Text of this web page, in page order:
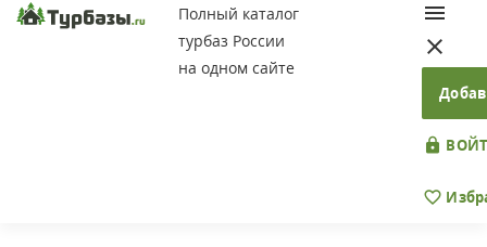
Полный каталог
турбаз России
на одном сайте